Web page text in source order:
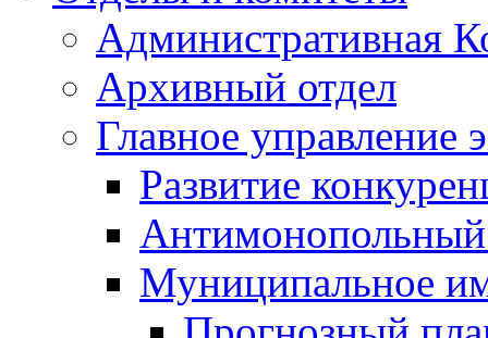
Административная
Архивный отдел
Главное управление
Развитие
Антимонопольный
Муниципальное